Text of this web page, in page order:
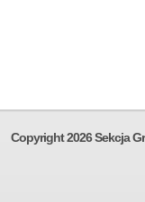
Copyright 2026 Sekcja